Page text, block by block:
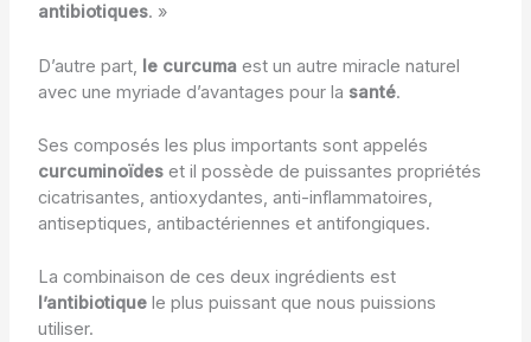
antibiotiques. »
D’autre part, le curcumaest un autre miracle naturel
avec une myriade d’avantages pour la santé.
Ses composés les plus importants sont appelés
curcuminoïdeset il possède de puissantes propriétés
cicatrisantes, antioxydantes, anti-inflammatoires,
antiseptiques, antibactériennes et antifongiques.
La combinaison de ces deux ingrédients est
l’antibiotiquele plus puissant que nous puissions
utiliser.